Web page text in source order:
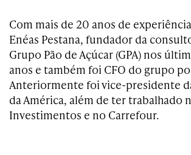
Com mais de 20 anos de
Enéas Pestana, fundador da
Grupo Pão de Açúcar (GPA) nos
anos e também foi CFO do grupo
Anteriormente foi vice-presidente
da América, além de ter trabalhado
Investimentos e no Carrefour.